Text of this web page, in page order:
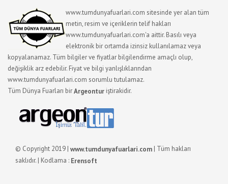
www.tumdunyafuarlari.com sitesinde yer alan tüm
metin, resim ve içeriklerin telif hakları
www.tumdunyafuarlari.com'a aittir. Basılı veya
elektronik bir ortamda izinsiz kullanılamaz veya
kopyalanamaz. Tüm bilgiler ve fiyatlar bilgilendirme amaçlı olup,
değişiklik arz edebilir. Fiyat ve bilgi yanlışlıklarından
www.tumdunyafuarlari.com sorumlu tutulamaz.
Tüm Dünya Fuarları birArgeontur iştirakidir.
© Copyright 2019 | www.tumdunyafuarlari.com | Tüm hakları
saklıdır. | Kodlama : Erensoft